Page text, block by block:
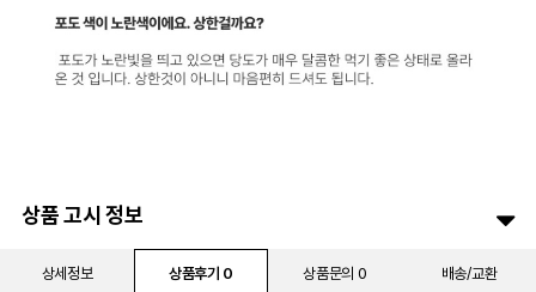
상품 고시 정보
상세정보 상품후기 0 상품문의 0 배송/교환